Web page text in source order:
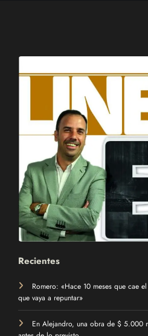
Recientes
Romero: «Hace 10 meses que cae
que vaya a repuntar»
En Alejandro, una obra de $ 5.000
antes de lo previsto